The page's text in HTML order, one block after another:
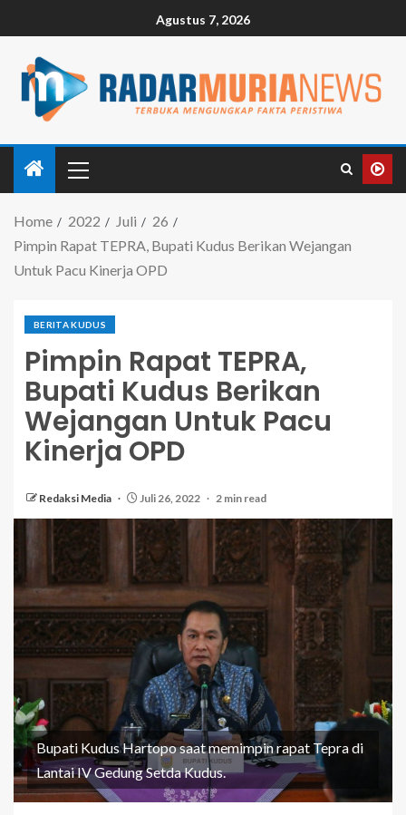
Agustus 7, 2026
Home 2022 Juli
26
Pimpin Rapat TEPRA, Bupati Kudus Berikan Wejangan
Untuk Pacu Kinerja OPD
BERITA KUDUS
Pimpin Rapat TEPRA,
Bupati Kudus Berikan
Wejangan Untuk Pacu
Kinerja OPD
Redaksi Media Juli 26, 2022 2 min read
Bupati Kudus Hartopo saat memimpin rapat Tepra di
Lantai IV Gedung Setda Kudus.